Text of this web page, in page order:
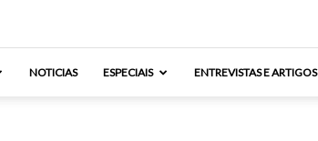
NOTICIAS ESPECIAIS ENTREVISTAS E ARTIGOS